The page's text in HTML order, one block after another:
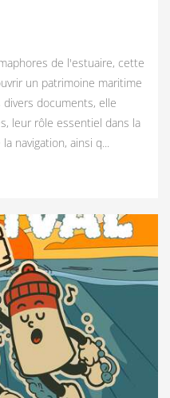
de l'estuaire, cette
un patrimoine maritime
documents, elle
leur rôle essentiel dans la
navigation, ainsi q...